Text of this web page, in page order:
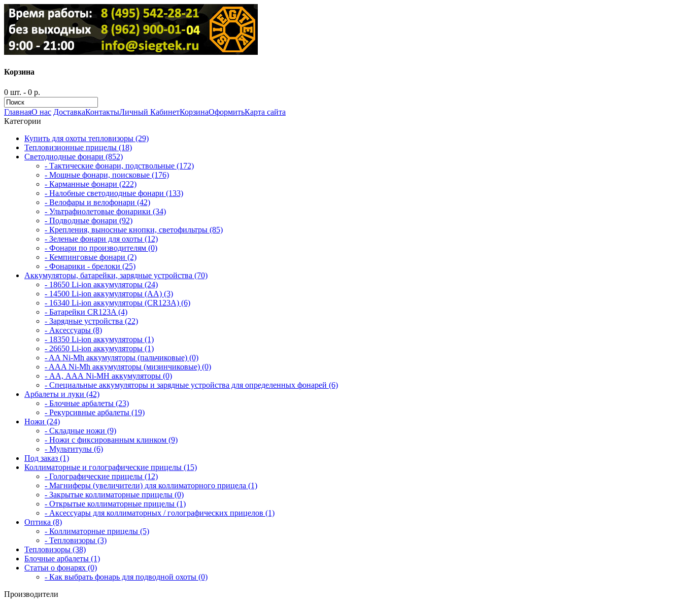
Корзина
0 шт. - 0 р.
ГлавнаяО нас ДоставкаКонтактыЛичный КабинетКорзинаОформитьКарта сайта
Категории
Купить для охоты тепловизоры (29)
Тепловизионные прицелы (18)
Светодиодные фонари (852)
- Тактические фонари, подствольные (172)
- Мощные фонари, поисковые (176)
- Карманные фонари (222)
- Налобные светодиодные фонари (133)
- Велофары и велофонари (42)
- Ультрафиолетовые фонарики (34)
- Подводные фонари (92)
- Крепления, выносные кнопки, светофильтры (85)
- Зеленые фонари для охоты (12)
- Фонари по производителям (0)
- Кемпинговые фонари (2)
- Фонарики - брелоки (25)
Аккумуляторы, батарейки, зарядные устройства (70)
- 18650 Li-ion аккумуляторы (24)
- 14500 Li-ion аккумуляторы (AA) (3)
- 16340 Li-ion аккумуляторы (CR123A) (6)
- Батарейки CR123A (4)
- Зарядные устройства (22)
- Аксессуары (8)
- 18350 Li-ion аккумуляторы (1)
- 26650 Li-ion аккумуляторы (1)
- AA Ni-Mh аккумуляторы (пальчиковые) (0)
- AAA Ni-Mh аккумуляторы (мизинчиковые) (0)
- АА, ААА Ni-MH аккумуляторы (0)
- Специальные аккумуляторы и зарядные устройства для определенных фонарей (6)
Арбалеты и луки (42)
- Блочные арбалеты (23)
- Рекурсивные арбалеты (19)
Ножи (24)
- Складные ножи (9)
- Ножи с фиксированным клинком (9)
- Мультитулы (6)
Под заказ (1)
Коллиматорные и голографические прицелы (15)
- Голографические прицелы (12)
- Магниферы (увеличители) для коллиматорного прицела (1)
- Закрытые коллиматорные прицелы (0)
- Открытые коллиматорные прицелы (1)
- Аксессуары для коллиматорных / голографических прицелов (1)
Оптика (8)
- Коллиматорные прицелы (5)
- Тепловизоры (3)
Тепловизоры (38)
Блочные арбалеты (1)
Статьи о фонарях (0)
- Как выбрать фонарь для подводной охоты (0)
Производители